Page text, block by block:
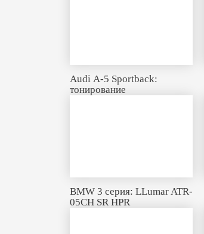
Audi А-5 Sportback:
тонирование
BMW 3 серия: LLumar ATR-
05CH SR HPR